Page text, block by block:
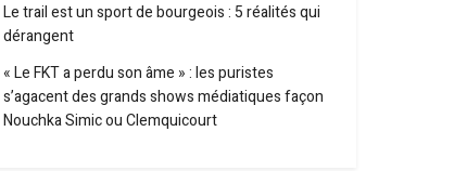
Le trail est un sport de bourgeois : 5 réalités qui
dérangent
« Le FKT a perdu son âme » : les puristes
s’agacent des grands shows médiatiques façon
Nouchka Simic ou Clemquicourt